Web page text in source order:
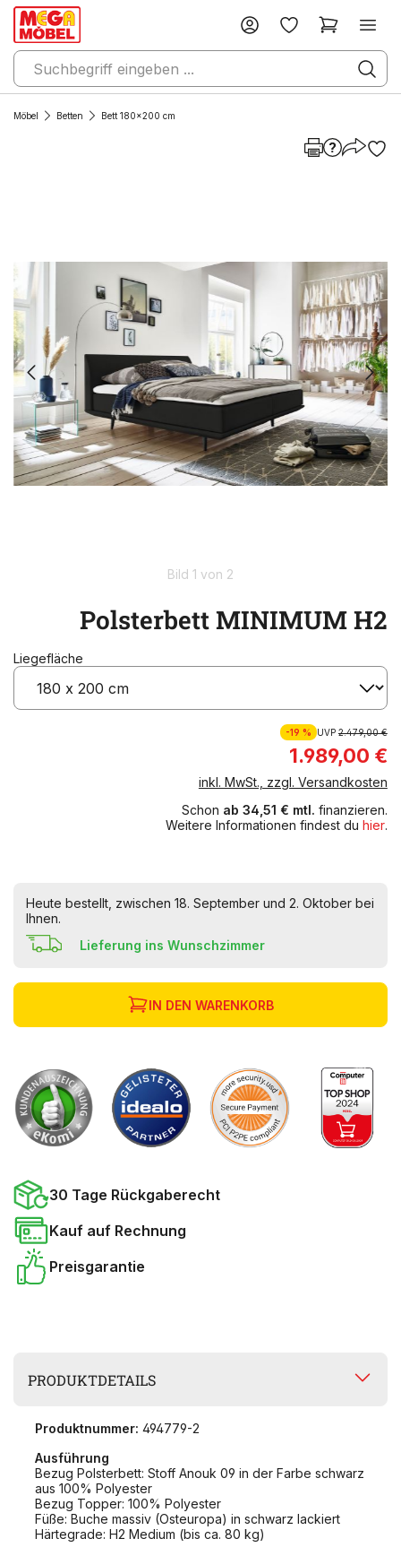
Möbel Betten Bett 180x200 cm
Bild 1 von 2
Polsterbett MINIMUM H2
Liegefläche
-19 % UVP2.479,00 €
1.989,00 €
inkl. MwSt., zzgl. Versandkosten
Schon ab 34,51 € mtl. finanzieren.
Weitere Informationen findest du hier.
Heute bestellt, zwischen 18. September und 2. Oktober bei
Ihnen.
Lieferung ins Wunschzimmer
IN DEN WARENKORB
30 Tage Rückgaberecht
Kauf auf Rechnung
Preisgarantie
PRODUKTDETAILS
Produktnummer: 494779-2
Ausführung
Bezug Polsterbett: Stoff Anouk 09 in der Farbe schwarz
aus 100% Polyester
Bezug Topper: 100% Polyester
Füße: Buche massiv (Osteuropa) in schwarz lackiert
Härtegrade: H2 Medium (bis ca. 80 kg)